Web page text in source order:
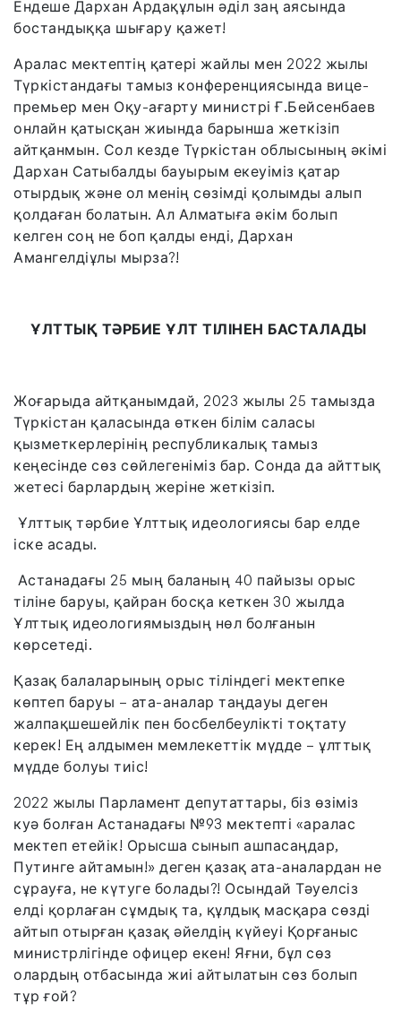
Ендеше Дархан Ардақұлын әділ заң аясында
бостандыққа шығару қажет!
Аралас мектептің қатері жайлы мен 2022 жылы
Түркістандағы тамыз конференциясында вице-
премьер мен Оқу-ағарту министрі Ғ.Бейсенбаев
онлайн қатысқан жиында барынша жеткізіп
айтқанмын. Сол кезде Түркістан облысының әкімі
Дархан Сатыбалды бауырым екеуіміз қатар
отырдық және ол менің сөзімді қолымды алып
қолдаған болатын. Ал Алматыға әкім болып
келген соң не боп қалды енді, Дархан
Амангелдіұлы мырза?!
ҰЛТТЫҚ ТӘРБИЕ ҰЛТ ТІЛІНЕН БАСТАЛАДЫ
Жоғарыда айтқанымдай, 2023 жылы 25 тамызда
Түркістан қаласында өткен білім саласы
қызметкерлерінің республикалық тамыз
кеңесінде сөз сөйлегеніміз бар. Сонда да айттық
жетесі барлардың жеріне жеткізіп.
Ұлттық тәрбие Ұлттық идеологиясы бар елде
іске асады.
Астанадағы 25 мың баланың 40 пайызы орыс
тіліне баруы, қайран босқа кеткен 30 жылда
Ұлттық идеологиямыздың нөл болғанын
көрсетеді.
Қазақ балаларының орыс тіліндегі мектепке
көптеп баруы – ата-аналар таңдауы деген
жалпақшешейлік пен босбелбеулікті тоқтату
керек! Ең алдымен мемлекеттік мүдде – ұлттық
мүдде болуы тиіс!
2022 жылы Парламент депутаттары, біз өзіміз
куә болған Астанадағы №93 мектепті «аралас
мектеп етейік! Орысша сынып ашпасаңдар,
Путинге айтамын!» деген қазақ ата-аналардан не
сұрауға, не күтуге болады?! Осындай Тәуелсіз
елді қорлаған сұмдық та, құлдық масқара сөзді
айтып отырған қазақ әйелдің күйеуі Қорғаныс
министрлігінде офицер екен! Яғни, бұл сөз
олардың отбасында жиі айтылатын сөз болып
тұр ғой?